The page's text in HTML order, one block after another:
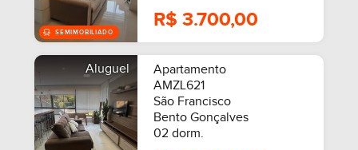
MOBILIADO
R$ 3.700,00
Aluguel
Apartamento
AMZL621
São Francisco
Bento Gonçalves
02 dorm.